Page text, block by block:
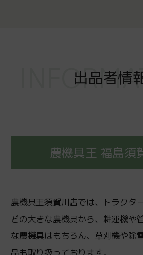
出品者情
農機具王 福島須
農機具王須賀川店では、トラクタ
どの大きな農機具から、耕運機や
な農機具はもちろん、草刈機や除
品も取り扱っております。